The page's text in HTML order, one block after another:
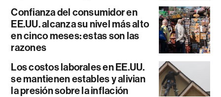
Confianza del consumidor en
EE.UU. alcanza su nivel más alto
en cinco meses: estas son las
razones
Los costos laborales en EE.UU.
se mantienen estables y alivian
la presión sobre la inflación